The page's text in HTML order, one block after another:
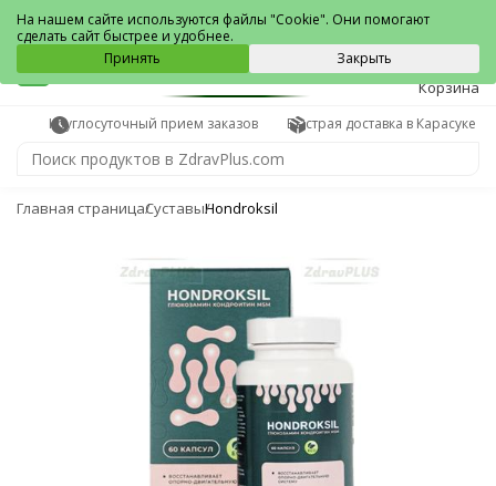
Карасук
0
Корзина
Круглосуточный прием заказов Быстрая доставка в Карасуке
Главная страницаСуставыHondroksil
На нашем сайте используются файлы "Cookie". Они помогают
сделать сайт быстрее и удобнее.
Принять
Закрыть